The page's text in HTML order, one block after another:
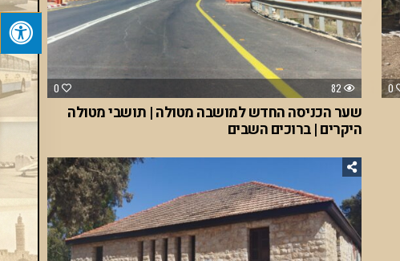
0 82
שער הכניסה החדש למושבה מטולה | תושבי מטולה
היקרים | ברוכים השבים
0